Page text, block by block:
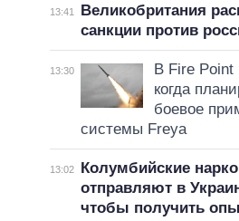
13:41
Великобритания
санкции против
13:30
В Fire Point
когда
боевое
системы Freya
13:02
Колумбийские
отправляют в
чтобы получить